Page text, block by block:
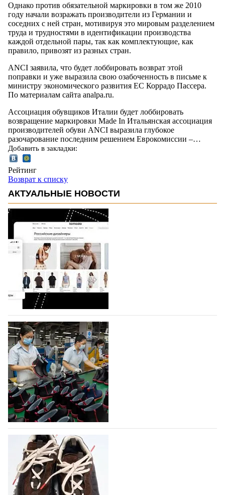
Однако против обязательной маркировки в том же 2010
году начали возражать производители из Германии и
соседних с ней стран, мотивируя это мировым разделением
труда и трудностями в идентификации производства
каждой отдельной пары, так как комплектующие, как
правило, привозят из разных стран.
ANCI заявила, что будет лоббировать возврат этой
поправки и уже выразила свою озабоченность в письме к
министру экономического развития ЕС Коррадо Пассера.
По материалам сайта analpa.ru.
Ассоциация обувщиков Италии будет лоббировать
возвращение маркировки Made In Итальянская ассоциация
производителей обуви ANCI выразила глубокое
разочарование последним решением Еврокомиссии –…
Добавить в закладки:
Рейтинг
Возврат к списку
АКТУАЛЬНЫЕ НОВОСТИ
На платформе Lamoda - новый раздел и
условия продвижения локальных
дизайнерских марок
Российский маркетплейс Lamoda решил обновить
раздел для продажи продукции локальных
дизайнерских марок одежды, обуви и аксессуаров.
Бренды также получат маркетинговую…
06.08.2026 258
Объем мирового производства обуви в
2025 году практически не увеличился
В 2025 году мировое производство обуви
практически не изменилось, зафиксировав